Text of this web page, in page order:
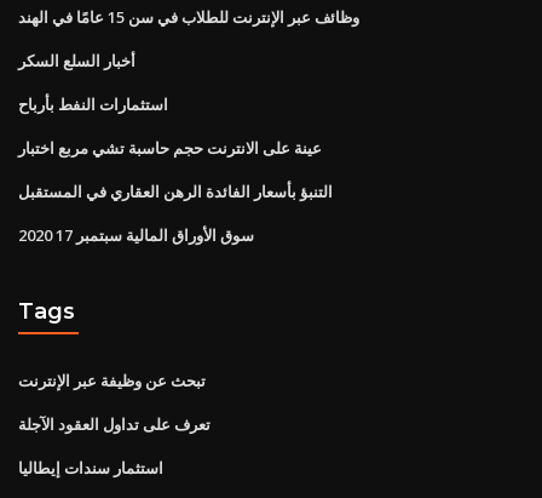
وظائف عبر الإنترنت للطلاب في سن 15 عامًا في الهند
أخبار السلع السكر
استثمارات النفط بأرباح
عينة على الانترنت حجم حاسبة تشي مربع اختبار
التنبؤ بأسعار الفائدة الرهن العقاري في المستقبل
سوق الأوراق المالية سبتمبر 17 2020
Tags
تبحث عن وظيفة عبر الإنترنت
تعرف على تداول العقود الآجلة
استثمار سندات إيطاليا